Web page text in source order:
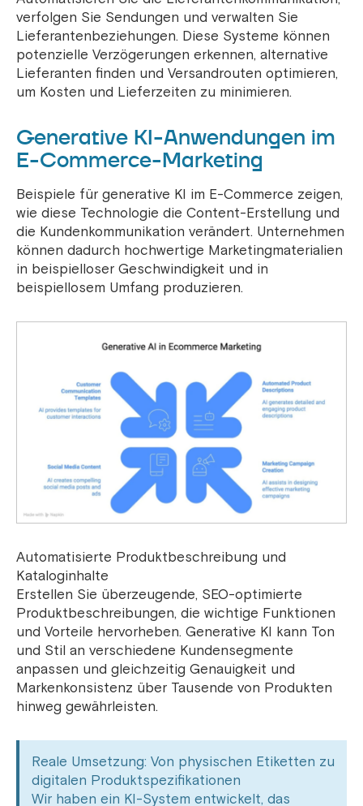
verfolgen Sie Sendungen und verwalten Sie
Lieferantenbeziehungen. Diese Systeme können
potenzielle Verzögerungen erkennen, alternative
Lieferanten finden und Versandrouten optimieren,
um Kosten und Lieferzeiten zu minimieren.
Generative KI-Anwendungen im
E-Commerce-Marketing
Beispiele für generative KI im E-Commerce zeigen,
wie diese Technologie die Content-Erstellung und
die Kundenkommunikation verändert. Unternehmen
können dadurch hochwertige Marketingmaterialien
in beispielloser Geschwindigkeit und in
beispiellosem Umfang produzieren.
Automatisierte Produktbeschreibung und
Kataloginhalte
Erstellen Sie überzeugende, SEO-optimierte
Produktbeschreibungen, die wichtige Funktionen
und Vorteile hervorheben. Generative KI kann Ton
und Stil an verschiedene Kundensegmente
anpassen und gleichzeitig Genauigkeit und
Markenkonsistenz über Tausende von Produkten
hinweg gewährleisten.
Reale Umsetzung: Von physischen Etiketten zu
digitalen Produktspezifikationen
Wir haben ein KI-System entwickelt, das